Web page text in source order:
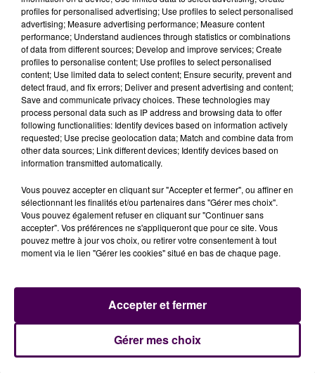
une formation très cohérente,qui n’a pris qu’un but
en trois matchs, et qui marque sur coup de pied
arrêté... Et ça c’est le signe d’une équipe en bonne
santé"estime Didier Ollé-Nicolle, qui a décidé cette
fois de ne pas communiquer son groupe à la veille du
déplacement.
Didier Ollé-Nicolle, à propos de Boulogne
, 5e journée de National,
vendredi 11 septembre, 20h
À LA UNE
profiles for personalised advertising; Use profiles to select personalised
advertising; Measure advertising performance; Measure content
performance; Understand audiences through statistics or combinations
of data from different sources; Develop and improve services; Create
profiles to personalise content; Use profiles to select personalised
content; Use limited data to select content; Ensure security, prevent and
detect fraud, and fix errors; Deliver and present advertising and content;
Save and communicate privacy choices. These technologies may
process personal data such as IP address and browsing data to offer
following functionalities: Identify devices based on information actively
requested; Use precise geolocation data; Match and combine data from
other data sources; Link different devices; Identify devices based on
information transmitted automatically.
Vous pouvez accepter en cliquant sur "Accepter et fermer", ou affiner en
sélectionnant les finalités et/ou partenaires dans "Gérer mes choix".
Vous pouvez également refuser en cliquant sur "Continuer sans
accepter". Vos préférences ne s'appliqueront que pour ce site. Vous
pouvez mettre à jour vos choix, ou retirer votre consentement à tout
moment via le lien "Gérer les cookies" situé en bas de chaque page.
Gérer mes choix
Accepter et fermer